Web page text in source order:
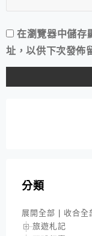
在瀏覽器中儲存
址，以供下次發佈
分類
展開全部
收合全
旅遊札記